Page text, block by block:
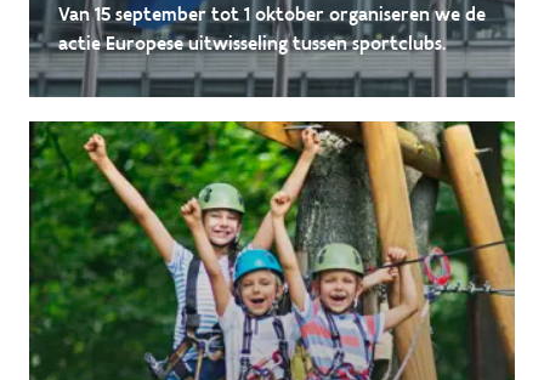
Van 15 september tot 1 oktober organiseren we de
actie Europese uitwisseling tussen sportclubs.